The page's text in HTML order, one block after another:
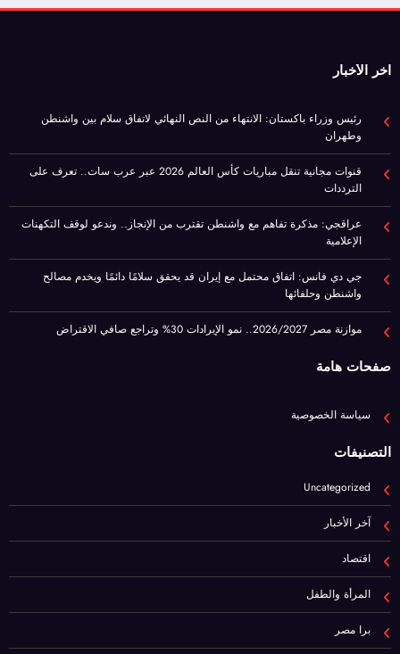
عراقجي: مذكرة تفاهم مع واشنطن تقترب من الإنجاز.. وندعو لوقف التكهنات
الإعلامية
جي دي فانس: اتفاق محتمل مع إيران قد يحقق سلامًا دائمًا ويخدم مصالح
واشنطن وحلفائها
موازنة مصر 2026/2027.. نمو الإيرادات 30% وتراجع صافي الاقتراض
صفحات هامة
سياسة الخصوصية
التصنيفات
المرأة والطفل
رياضة